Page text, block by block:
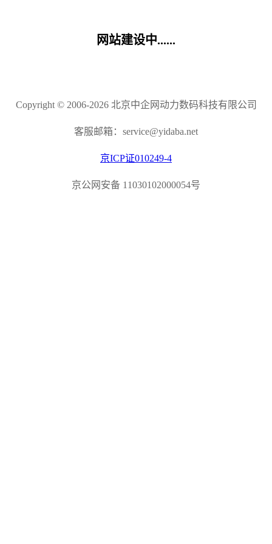
网站建设中......
Copyright © 2006-2026 北京中企网动力数码科技有限公司
客服邮箱：service@yidaba.net
京ICP证010249-4
京公网安备 11030102000054号